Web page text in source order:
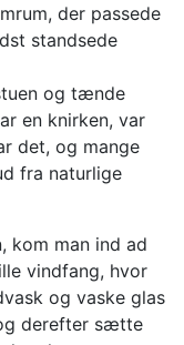
der passede
standsede
og tænde
en knirken, var
det, og mange
fra naturlige
kom man ind ad
vindfang, hvor
og vaske glas
derefter sætte